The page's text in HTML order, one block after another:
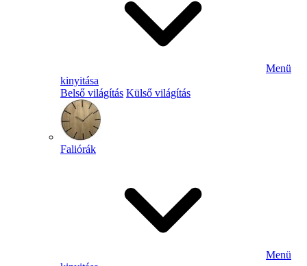
Menü
kinyitása
Belső világítás Külső világítás
Faliórák
Menü